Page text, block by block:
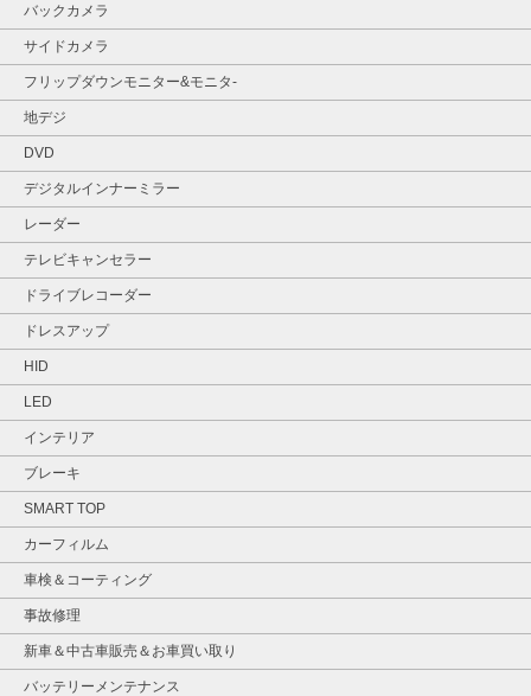
バックカメラ
サイドカメラ
フリップダウンモニター&モニタ‐
地デジ
DVD
デジタルインナーミラー
レーダー
テレビキャンセラー
ドライブレコーダー
ドレスアップ
HID
LED
インテリア
ブレーキ
SMART TOP
カーフィルム
車検＆コーティング
事故修理
新車＆中古車販売＆お車買い取り
バッテリーメンテナンス